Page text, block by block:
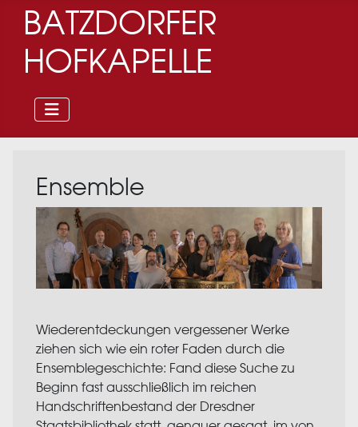
BATZDORFER
HOFKAPELLE
Ensemble
Wiederentdeckungen vergessener Werke
ziehen sich wie ein roter Faden durch die
Ensemblegeschichte: Fand diese Suche zu
Beginn fast ausschließlich im reichen
Handschriftenbestand der Dresdner